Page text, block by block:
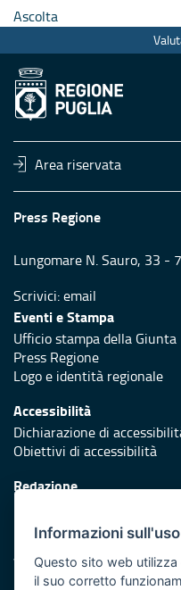
Ascolta
Area riservata
Press Regione
Lungomare N. Sauro, 33 -
Scrivici:email
Eventi e Stampa
Ufficio stampa della Giunta
Press Regione
Logo e identità regionale
Accessibilità
Dichiarazione di
Obiettivi di accessibilità
Redazione
Protezione civile
Vai al sito di Protezione
Informazioni
Questo sito web
il suo corretto